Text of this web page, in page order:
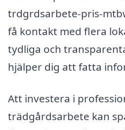
trdgrdsarbete-pris-
få kontakt med flera
tydliga och
hjälper dig att fatta
Att investera i
trädgårdsarbete kan